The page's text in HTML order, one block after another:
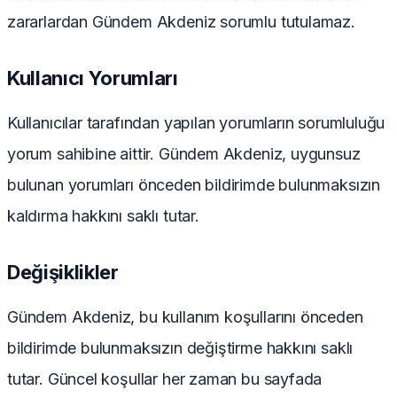
zararlardan Gündem Akdeniz sorumlu tutulamaz.
Kullanıcı Yorumları
Kullanıcılar tarafından yapılan yorumların sorumluluğu
yorum sahibine aittir. Gündem Akdeniz, uygunsuz
bulunan yorumları önceden bildirimde bulunmaksızın
kaldırma hakkını saklı tutar.
Değişiklikler
Gündem Akdeniz, bu kullanım koşullarını önceden
bildirimde bulunmaksızın değiştirme hakkını saklı
tutar. Güncel koşullar her zaman bu sayfada